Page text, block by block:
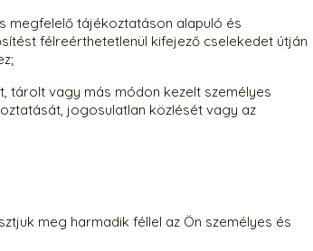
megfelelő tájékoztatáson alapuló és
félreérthetetlenül kifejező cselekedet útján
tárolt vagy más módon kezelt személyes
jogosulatlan közlését vagy az
meg harmadik féllel az Ön személyes és